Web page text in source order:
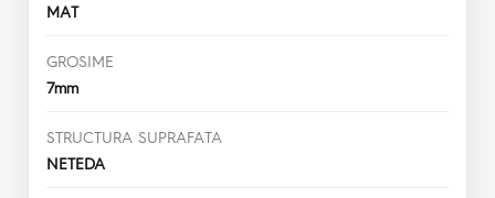
MAT
GROSIME
7mm
STRUCTURA SUPRAFATA
NETEDA